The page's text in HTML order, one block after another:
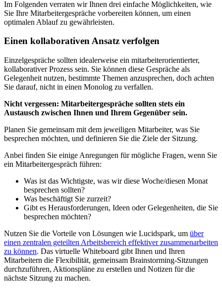
Im Folgenden verraten wir Ihnen drei einfache Möglichkeiten, wie
Sie Ihre Mitarbeitergespräche vorbereiten können, um einen
optimalen Ablauf zu gewährleisten.
Einen kollaborativen Ansatz verfolgen
Einzelgespräche sollten idealerweise ein mitarbeiterorientierter,
kollaborativer Prozess sein. Sie können diese Gespräche als
Gelegenheit nutzen, bestimmte Themen anzusprechen, doch achten
Sie darauf, nicht in einen Monolog zu verfallen.
Nicht vergessen: Mitarbeitergespräche sollten stets ein
Austausch zwischen Ihnen und Ihrem Gegenüber sein.
Planen Sie gemeinsam mit dem jeweiligen Mitarbeiter, was Sie
besprechen möchten, und definieren Sie die Ziele der Sitzung.
Anbei finden Sie einige Anregungen für mögliche Fragen, wenn Sie
ein Mitarbeitergespräch führen:
Was ist das Wichtigste, was wir diese Woche/diesen Monat
besprechen sollten?
Was beschäftigt Sie zurzeit?
Gibt es Herausforderungen, Ideen oder Gelegenheiten, die Sie
besprechen möchten?
Nutzen Sie die Vorteile von Lösungen wie Lucidspark, um über
einen zentralen geteilten Arbeitsbereich effektiver zusammenarbeiten
zu können. Das virtuelle Whiteboard gibt Ihnen und Ihren
Mitarbeitern die Flexibilität, gemeinsam Brainstorming-Sitzungen
durchzuführen, Aktionspläne zu erstellen und Notizen für die
nächste Sitzung zu machen.